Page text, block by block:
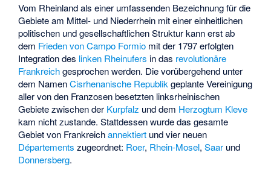
Vom Rheinland als einer umfassenden Bezeichnung für die
Gebiete am Mittel- und Niederrhein mit einer einheitlichen
politischen und gesellschaftlichen Struktur kann erst ab
dem Frieden von Campo Formio mit der 1797 erfolgten
Integration des linken Rheinufers in das revolutionäre
Frankreichgesprochen werden. Die vorübergehend unter
dem NamenCisrhenanische Republik geplante Vereinigung
aller von den Franzosen besetzten linksrheinischen
Gebiete zwischen der Kurpfalz und dem Herzogtum Kleve
kam nicht zustande. Stattdessen wurde das gesamte
Gebiet von Frankreichannektiert und vier neuen
Départements zugeordnet: Roer, Rhein-Mosel,Saar und
Donnersberg.